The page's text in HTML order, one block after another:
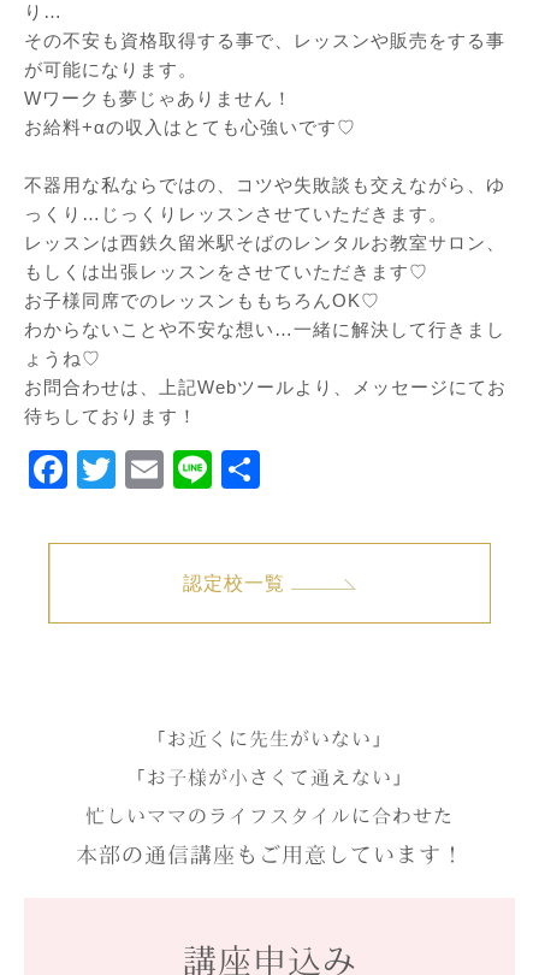
り…
その不安も資格取得する事で、
レッスンや販売をする事
が可能になります。
Wワークも夢じゃありません！
お給料+αの収入はとても心強いです♡
不器用な私ならではの、コツや失敗談も交えながら、ゆ
っくり… じっくりレッスンさせていただきます。
レッスンは西鉄久留米駅そばのレンタルお教室サロン、
もしくは出張レッスンをさせていただきます♡
お子様同席でのレッスンももちろんOK♡
わからないことや不安な想い…一緒に解決して行きまし
ょうね♡
お問合わせは、上記Webツールより、
メッセージにてお
待ちしております！
Facebook
Twitter
EmailLine
認定校一覧
「お近くに先生がいない」
「お子様が小さくて通えない」
忙しいママのライフスタイルに合わせた
本部の通信講座もご用意しています！
講座申込み